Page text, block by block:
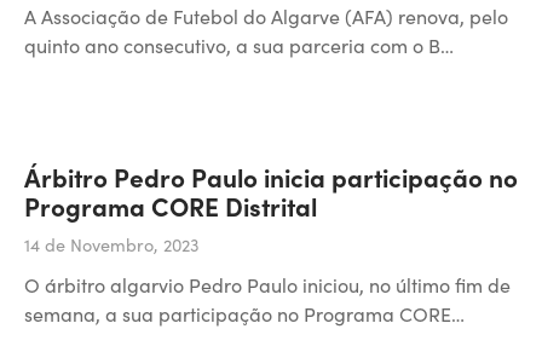
A Associação de Futebol do Algarve (AFA) renova, pelo
quinto ano consecutivo, a sua parceria com o B…
Árbitro Pedro Paulo inicia participação no
Programa CORE Distrital
14 de Novembro, 2023
O árbitro algarvio Pedro Paulo iniciou, no último fim de
semana, a sua participação no Programa CORE…